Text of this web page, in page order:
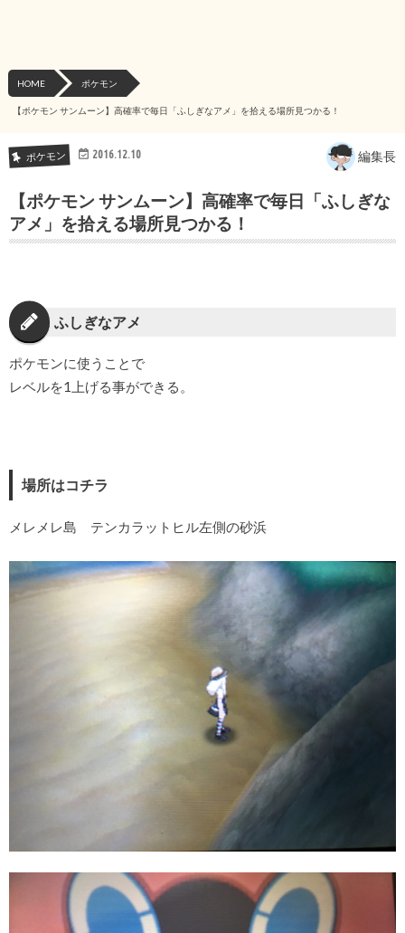
HOME ポケモン
【ポケモン サンムーン】高確率で毎日「ふしぎなアメ」を拾える場所見つかる！
ポケモン 2016.12.10 編集長
【ポケモン サンムーン】高確率で毎日「ふしぎな
アメ」を拾える場所見つかる！
ふしぎなアメ
ポケモンに使うことで
レベルを1上げる事ができる。
場所はコチラ
メレメレ島 テンカラットヒル左側の砂浜